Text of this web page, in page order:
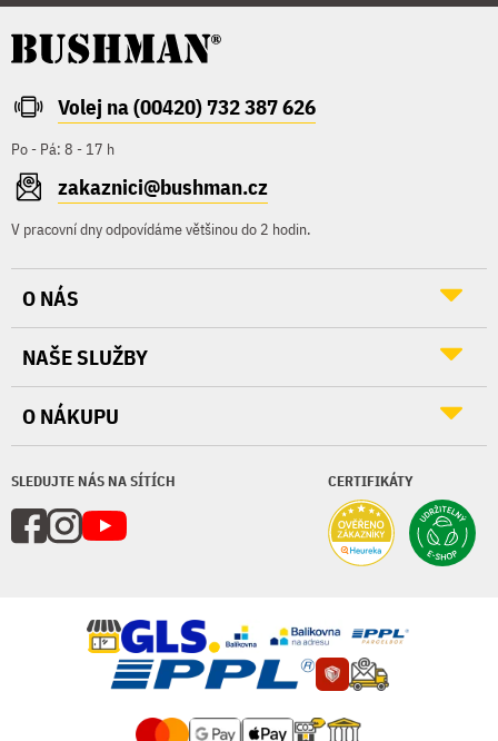
Volej na (00420) 732 387 626
Po - Pá: 8 - 17 h
zakaznici@bushman.cz
V pracovní dny odpovídáme většinou do 2 hodin.
SLEDUJTE NÁS NA SÍTÍCH CERTIFIKÁTY
O NÁS
NAŠE SLUŽBY
O NÁKUPU